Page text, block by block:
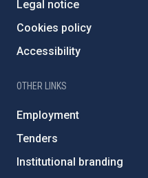
Legal notice
Cookies policy
Accessibility
OTHER LINKS
Employment
Tenders
Institutional branding